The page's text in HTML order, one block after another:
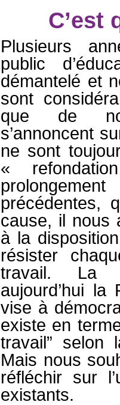
C’est
Plusieurs
public
démantelé et
sont
que de
s’annoncent
ne sont
«
précédentes,
cause, il nous
à la
résister
travail. La
aujourd’hui la
vise à
existe en
travail” selon
Mais nous
réfléchir sur
existants.